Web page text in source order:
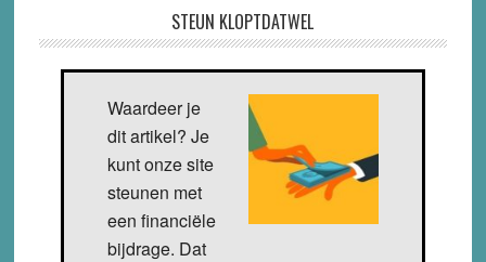
STEUN KLOPTDATWEL
Waardeer je
dit artikel? Je
kunt onze site
steunen met
een financiële
bijdrage. Dat